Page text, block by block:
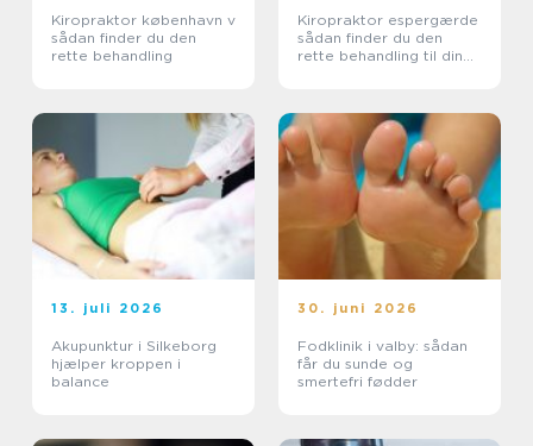
Kiropraktor københavn v
sådan finder du den
rette behandling
Kiropraktor espergærde
sådan finder du den
rette behandling til dine
13. juli 2026
Akupunktur i Silkeborg
hjælper kroppen i
balance
30. juni 2026
Fodklinik i valby: sådan
får du sunde og
smertefri fødder